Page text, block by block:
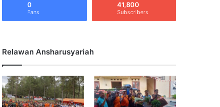
0
Fans
41,800
Subscribers
Relawan Ansharusyariah